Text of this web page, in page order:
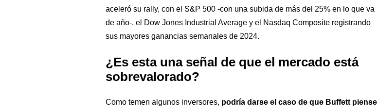
aceleró su rally, con el S&P 500 -con una subida de más del 25% en lo que va
de año-, el Dow Jones Industrial Average y el Nasdaq Composite registrando
sus mayores ganancias semanales de 2024.
¿Es esta una señal de que el mercado está
sobrevalorado?
Como temen algunos inversores, podría darse el caso de que Buffett piense